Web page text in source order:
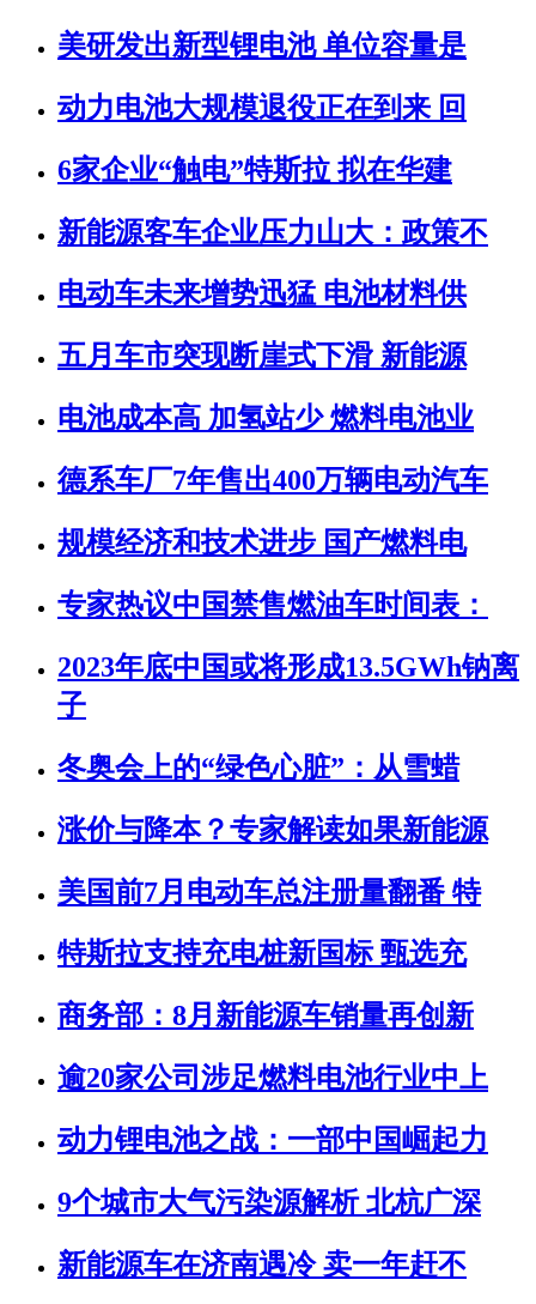
美研发出新型锂电池 单位容量是
动力电池大规模退役正在到来 回
6家企业“触电”特斯拉 拟在华建
新能源客车企业压力山大：政策不
电动车未来增势迅猛 电池材料供
五月车市突现断崖式下滑 新能源
电池成本高 加氢站少 燃料电池业
德系车厂7年售出400万辆电动汽车
规模经济和技术进步 国产燃料电
专家热议中国禁售燃油车时间表：
2023年底中国或将形成13.5GWh钠离
子
冬奥会上的“绿色心脏”：从雪蜡
涨价与降本？专家解读如果新能源
美国前7月电动车总注册量翻番 特
特斯拉支持充电桩新国标 甄选充
商务部：8月新能源车销量再创新
逾20家公司涉足燃料电池行业中上
动力锂电池之战：一部中国崛起力
9个城市大气污染源解析 北杭广深
新能源车在济南遇冷 卖一年赶不